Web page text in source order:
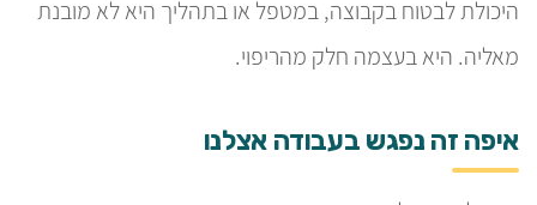
היכולת לבטוח בקבוצה, במטפל או בתהליך היא לא מובנת
מאליה. היא בעצמה חלק מהריפוי.
איפה זה נפגש בעבודה אצלנו